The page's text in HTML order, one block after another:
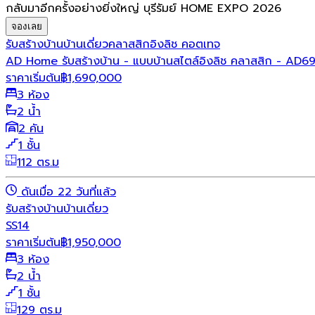
กลับมาอีกครั้งอย่างยิ่งใหญ่ บุรีรัมย์ HOME EXPO 2026
จองเลย
รับสร้างบ้านบ้านเดี่ยวคลาสสิกอิงลิช คอตเทจ
AD Home รับสร้างบ้าน - แบบบ้านสไตล์อิงลิช คลาสสิก -
ราคาเริ่มต้น฿1,690,000
3 ห้อง
2 น้ำ
2 คัน
1 ชั้น
112 ตร.ม
ดันเมื่อ 22 วันที่แล้ว
รับสร้างบ้านบ้านเดี่ยว
SS14
ราคาเริ่มต้น฿1,950,000
3 ห้อง
2 น้ำ
1 ชั้น
129 ตร.ม